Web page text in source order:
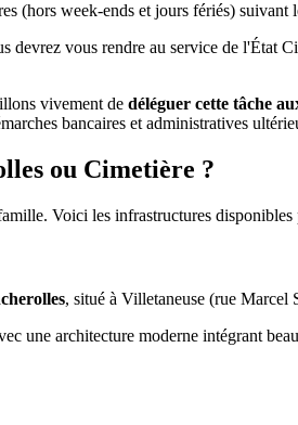
(hors week-ends et jours fériés) suivant
devrez vous rendre au service de l'État
vivement de déléguer cette tâche
bancaires et administratives
ou Cimetière ?
Voici les infrastructures disponibles
, situé à Villetaneuse (rue Marcel
une architecture moderne intégrant